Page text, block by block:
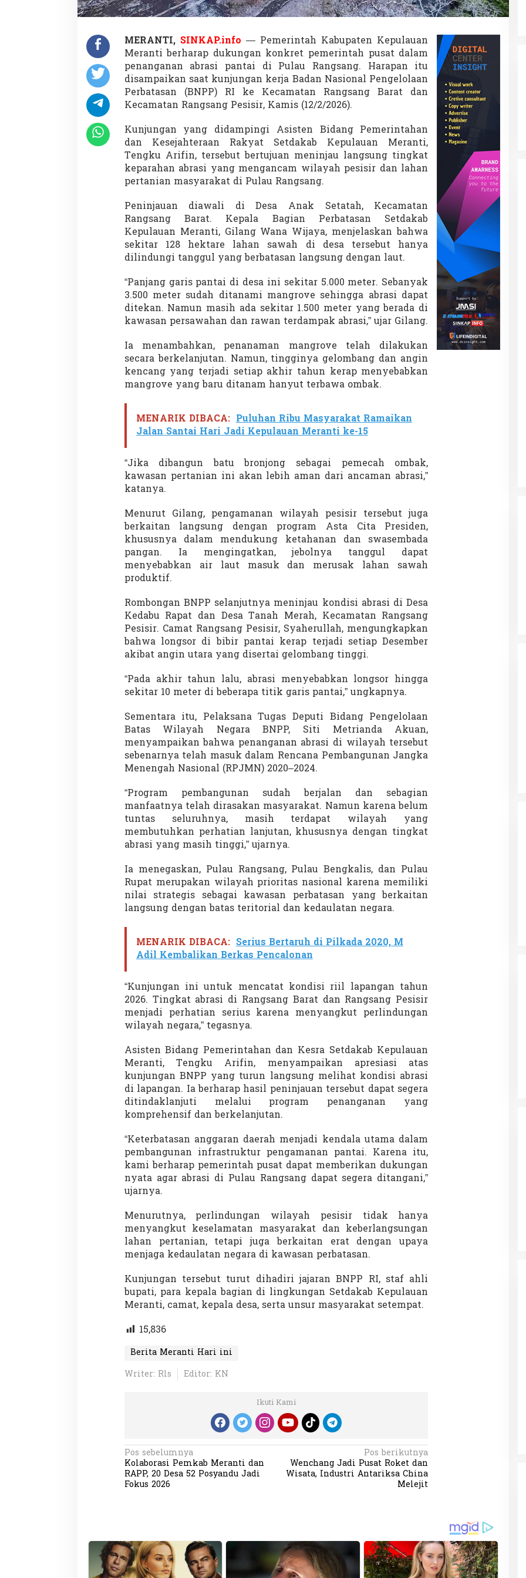
g
a
c
a
m
S
a
w
a
h
e
r
n
t
i
i
n
t
a
B
a
t
u
a
n
P
s
a
t
MERANTI, SINKAP.info — Pemerintah Kabupaten Kepulauan
Meranti berharap dukungan konkret pemerintah pusat dalam
penanganan abrasi pantai di Pulau Rangsang. Harapan itu
disampaikan saat kunjungan kerja Badan Nasional Pengelolaan
Perbatasan (BNPP) RI ke Kecamatan Rangsang Barat dan
Kecamatan Rangsang Pesisir, Kamis (12/2/2026).
Kunjungan yang didampingi Asisten Bidang Pemerintahan
dan Kesejahteraan Rakyat Setdakab Kepulauan Meranti,
Tengku Arifin, tersebut bertujuan meninjau langsung tingkat
keparahan abrasi yang mengancam wilayah pesisir dan lahan
pertanian masyarakat di Pulau Rangsang.
Peninjauan diawali di Desa Anak Setatah, Kecamatan
Rangsang Barat. Kepala Bagian Perbatasan Setdakab
Kepulauan Meranti, Gilang Wana Wijaya, menjelaskan bahwa
sekitar 128 hektare lahan sawah di desa tersebut hanya
dilindungi tanggul yang berbatasan langsung dengan laut.
“Panjang garis pantai di desa ini sekitar 5.000 meter. Sebanyak
3.500 meter sudah ditanami mangrove sehingga abrasi dapat
ditekan. Namun masih ada sekitar 1.500 meter yang berada di
kawasan persawahan dan rawan terdampak abrasi,” ujar Gilang.
Ia menambahkan, penanaman mangrove telah dilakukan
secara berkelanjutan. Namun, tingginya gelombang dan angin
kencang yang terjadi setiap akhir tahun kerap menyebabkan
mangrove yang baru ditanam hanyut terbawa ombak.
MENARIK DIBACA: Puluhan Ribu Masyarakat Ramaikan
Jalan Santai Hari Jadi Kepulauan Meranti ke-15
“Jika dibangun batu bronjong sebagai pemecah ombak,
kawasan pertanian ini akan lebih aman dari ancaman abrasi,”
katanya.
Menurut Gilang, pengamanan wilayah pesisir tersebut juga
berkaitan langsung dengan program Asta Cita Presiden,
khususnya dalam mendukung ketahanan dan swasembada
pangan. Ia mengingatkan, jebolnya tanggul dapat
menyebabkan air laut masuk dan merusak lahan sawah
produktif.
Rombongan BNPP selanjutnya meninjau kondisi abrasi di Desa
Kedabu Rapat dan Desa Tanah Merah, Kecamatan Rangsang
Pesisir. Camat Rangsang Pesisir, Syaherullah, mengungkapkan
bahwa longsor di bibir pantai kerap terjadi setiap Desember
akibat angin utara yang disertai gelombang tinggi.
“Pada akhir tahun lalu, abrasi menyebabkan longsor hingga
sekitar 10 meter di beberapa titik garis pantai,” ungkapnya.
Sementara itu, Pelaksana Tugas Deputi Bidang Pengelolaan
Batas Wilayah Negara BNPP, Siti Metrianda Akuan,
menyampaikan bahwa penanganan abrasi di wilayah tersebut
sebenarnya telah masuk dalam Rencana Pembangunan Jangka
Menengah Nasional (RPJMN) 2020–2024.
“Program pembangunan sudah berjalan dan sebagian
manfaatnya telah dirasakan masyarakat. Namun karena belum
tuntas seluruhnya, masih terdapat wilayah yang
membutuhkan perhatian lanjutan, khususnya dengan tingkat
abrasi yang masih tinggi,” ujarnya.
Ia menegaskan, Pulau Rangsang, Pulau Bengkalis, dan Pulau
Rupat merupakan wilayah prioritas nasional karena memiliki
nilai strategis sebagai kawasan perbatasan yang berkaitan
langsung dengan batas teritorial dan kedaulatan negara.
MENARIK DIBACA: Serius Bertaruh di Pilkada 2020, M
Adil Kembalikan Berkas Pencalonan
“Kunjungan ini untuk mencatat kondisi riil lapangan tahun
2026. Tingkat abrasi di Rangsang Barat dan Rangsang Pesisir
menjadi perhatian serius karena menyangkut perlindungan
wilayah negara,” tegasnya.
Asisten Bidang Pemerintahan dan Kesra Setdakab Kepulauan
Meranti, Tengku Arifin, menyampaikan apresiasi atas
kunjungan BNPP yang turun langsung melihat kondisi abrasi
di lapangan. Ia berharap hasil peninjauan tersebut dapat segera
ditindaklanjuti melalui program penanganan yang
komprehensif dan berkelanjutan.
“Keterbatasan anggaran daerah menjadi kendala utama dalam
pembangunan infrastruktur pengamanan pantai. Karena itu,
kami berharap pemerintah pusat dapat memberikan dukungan
nyata agar abrasi di Pulau Rangsang dapat segera ditangani,”
ujarnya.
Menurutnya, perlindungan wilayah pesisir tidak hanya
menyangkut keselamatan masyarakat dan keberlangsungan
lahan pertanian, tetapi juga berkaitan erat dengan upaya
menjaga kedaulatan negara di kawasan perbatasan.
Kunjungan tersebut turut dihadiri jajaran BNPP RI, staf ahli
bupati, para kepala bagian di lingkungan Setdakab Kepulauan
Meranti, camat, kepala desa, serta unsur masyarakat setempat.
15,836
Berita Meranti Hari ini
Writer: Rls
Editor: KN
Ikuti Kami
N
a
v
a
s
i
Pos sebelumnya
Kolaborasi Pemkab Meranti dan
RAPP, 20 Desa 52 Posyandu Jadi
Fokus 2026
Pos berikutnya
Wenchang Jadi Pusat Roket dan
Wisata, Industri Antariksa China
Melejit
Masih Buron
Di GLOBAL, SOROTAN | 12 September 2025
Setelah Gedung Parlemen Dibakar
Di GLOBAL, SOROTAN
Partisipasi Pemuda dalam
Pelayanan Sukarela Internasional
Diadakan di Nanjing
Di GLOBAL, VIDEO | 18 Januari 2024
Eksplore Meranti – Yok ke Meranti
Di Budaya, NASIONAL, VIDEO, Wisata
2024